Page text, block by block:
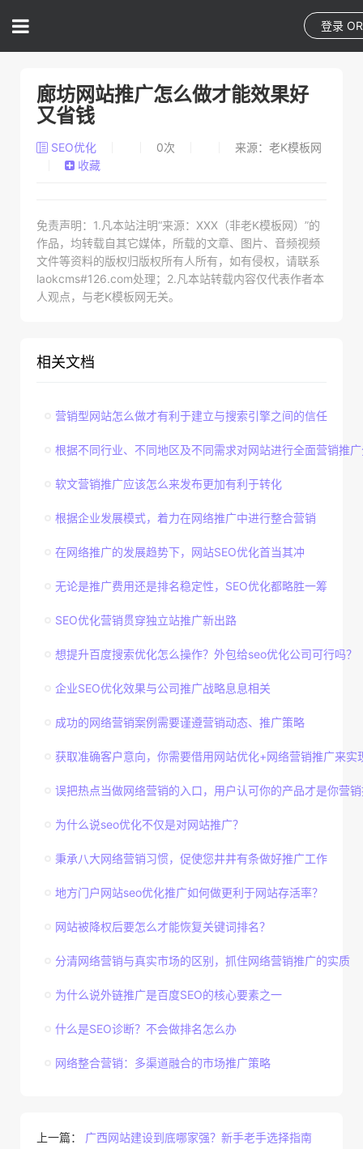
登录
廊坊网站推广怎么做才能效果好
又省钱
SEO优化 0次
来源：老K模板网
收藏
免责声明：1.凡本站注明“来源：XXX（非老K模板网）”的
作品，均转载自其它媒体，所载的文章、图片、音频视频
文件等资料的版权归版权所有人所有，如有侵权，请联系
laokcms#126.com处理；2.凡本站转载内容仅代表作者本
人观点，与老K模板网无关。
相关文档
营销型网站怎么做才有利于建立与搜索引擎之间的信任
根据不同行业、不同地区及不同需求对网站进行全面营销推
软文营销推广应该怎么来发布更加有利于转化
根据企业发展模式，着力在网络推广中进行整合营销
在网络推广的发展趋势下，网站SEO优化首当其冲
无论是推广费用还是排名稳定性，SEO优化都略胜一筹
SEO优化营销贯穿独立站推广新出路
想提升百度搜索优化怎么操作？外包给seo优化公司可行吗？
企业SEO优化效果与公司推广战略息息相关
成功的网络营销案例需要谨遵营销动态、推广策略
获取准确客户意向，你需要借用网站优化+网络营销推广来实
误把热点当做网络营销的入口，用户认可你的产品才是你营
为什么说seo优化不仅是对网站推广？
秉承八大网络营销习惯，促使您井井有条做好推广工作
地方门户网站seo优化推广如何做更利于网站存活率？
网站被降权后要怎么才能恢复关键词排名？
分清网络营销与真实市场的区别，抓住网络营销推广的实质
为什么说外链推广是百度SEO的核心要素之一
什么是SEO诊断？不会做排名怎么办
网络整合营销：多渠道融合的市场推广策略
上一篇： 广西网站建设到底哪家强？新手老手选择指南